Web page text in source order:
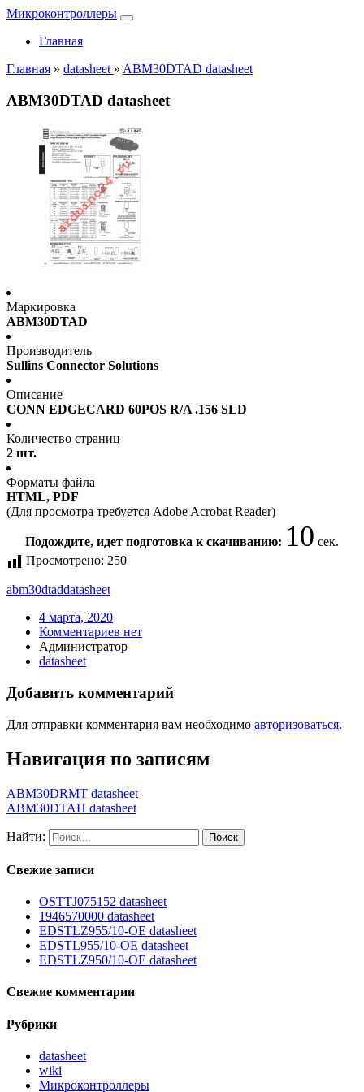
Микроконтроллеры
Главная
Главная » datasheet » ABM30DTAD datasheet
ABM30DTAD datasheet
Маркировка
ABM30DTAD
Производитель
Sullins Connector Solutions
Описание
CONN EDGECARD 60POS R/A .156 SLD
Количество страниц
2 шт.
Форматы файла
HTML, PDF
(Для просмотра требуется Adobe Acrobat Reader)
Подождите, идет подготовка к скачиванию: 10 сек.
Просмотрено: 250
abm30dtaddatasheet
4 марта, 2020
Комментариев нет
Администратор
datasheet
Добавить комментарий
Для отправки комментария вам необходимо авторизоваться.
Навигация по записям
ABM30DRMT datasheet
ABM30DTAH datasheet
Найти:
Свежие записи
OSTTJ075152 datasheet
1946570000 datasheet
EDSTLZ955/10-OE datasheet
EDSTL955/10-OE datasheet
EDSTLZ950/10-OE datasheet
Свежие комментарии
Рубрики
datasheet
wiki
Микроконтроллеры